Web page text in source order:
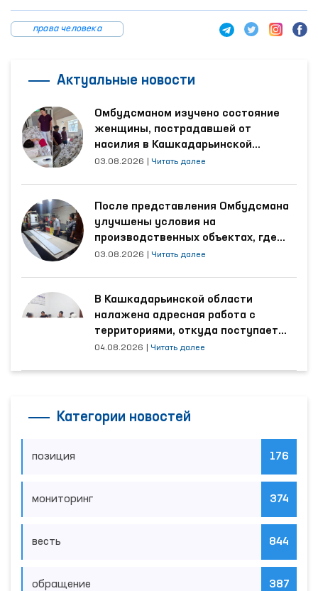
права человека
Актуальные новости
Омбудсманом изучено состояние
женщины, пострадавшей от
насилия в Кашкадарьинской
области
03.08.2026 Читать далее
После представления Омбудсмана
улучшены условия на
производственных объектах, где
трудятся осуждённые
03.08.2026 Читать далее
В Кашкадарьинской области
налажена адресная работа с
территориями, откуда поступает
наибольшее количество обращений
04.08.2026 Читать далее
Категории новостей
позиция 176
мониторинг 374
весть 844
обращение 387